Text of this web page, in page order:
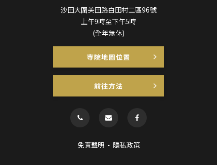
沙田大圍美田路白田村二區96號
上午9時至下午5時
(全年無休)
寺院地圖位置
前往方法
免責聲明 隱私政策